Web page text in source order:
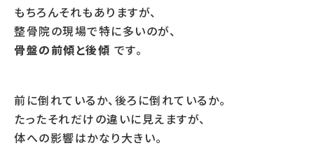
もちろんそれもありますが、
整骨院の現場で特に多いのが、
骨盤の前傾と後傾 です。
前に倒れているか、後ろに倒れているか。
たったそれだけの違いに見えますが、
体への影響はかなり大きい。